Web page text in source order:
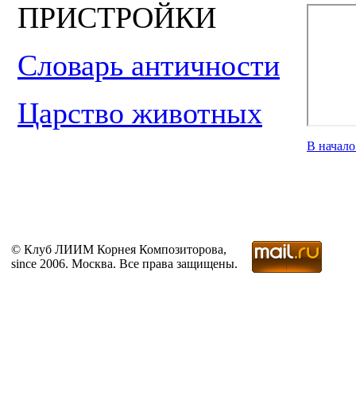
ПРИСТРОЙКИ
Словарь античности
Царство животных
В
© Клуб ЛИИМ Корнея Композиторова,
since 2006. Москва. Все права защищены.